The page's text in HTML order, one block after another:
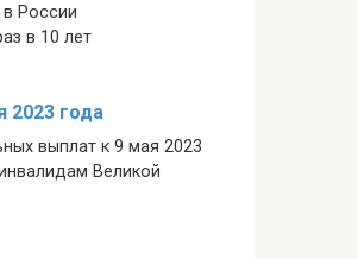
России
в 10 лет
2023 года
выплат к 9 мая 2023
Великой